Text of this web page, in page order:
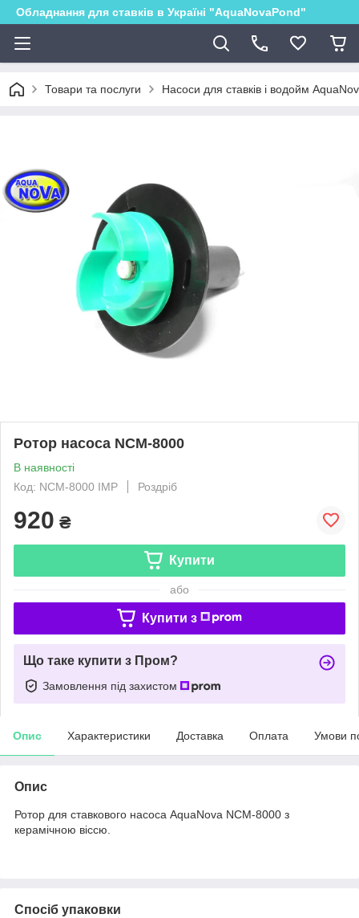
Обладнання для ставків в Україні "AquaNovaPond"
Товари та послуги Насоси для ставків і водойм
Ротор насоса NCM-8000
В наявності
Код: NCM-8000 IMP
Роздріб
920 ₴
Купити
або
Купити з
Що таке купити з Пром?
Замовлення під захистом
Опис Характеристики Доставка Оплата Умови
Опис
Ротор для ставкового насоса AquaNova NCM-8000 з
керамічною віссю.
Спосіб упаковки